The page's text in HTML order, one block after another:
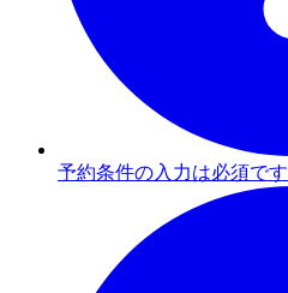
予約条件の入力は必須です